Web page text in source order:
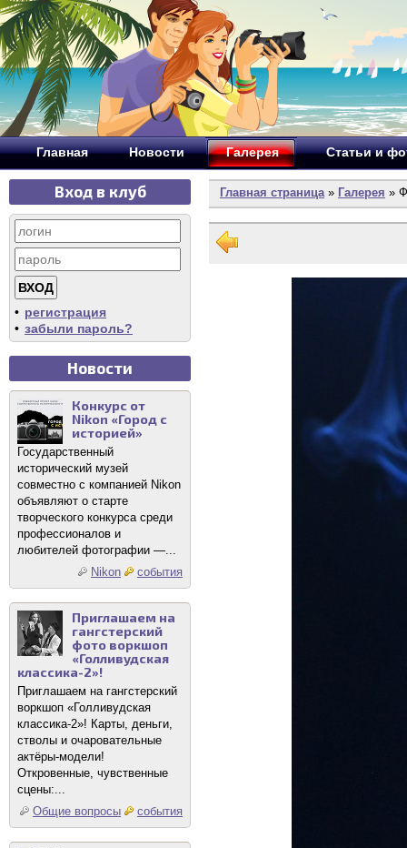
Главная Новости Галерея Статьи и
Вход в клуб
• регистрация
• забыли пароль?
Новости
Конкурс от
Nikon «Город с
историей»
Государственный
исторический музей
совместно с компанией Nikon
объявляют о старте
творческого конкурса среди
профессионалов и
любителей фотографии —...
Nikon
события
Приглашаем на
гангстерский
фото воркшоп
«Голливудская
классика-2»!
Приглашаем на гангстерский
воркшоп «Голливудская
классика-2»! Карты, деньги,
стволы и очаровательные
актёры-модели!
Откровенные, чувственные
сцены:...
Общие вопросы
события
Главная страница» Галерея »